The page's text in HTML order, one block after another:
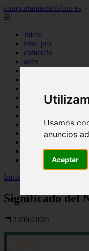
Usamos
anuncios
Aceptar
comportamientofelino.es
☰
Inicio
zona pro
comercio
aves
acuariofilia
articulos
nombres para gatos
novedades
uncategorized
Inicio
Significado del
📅 12/06/2025